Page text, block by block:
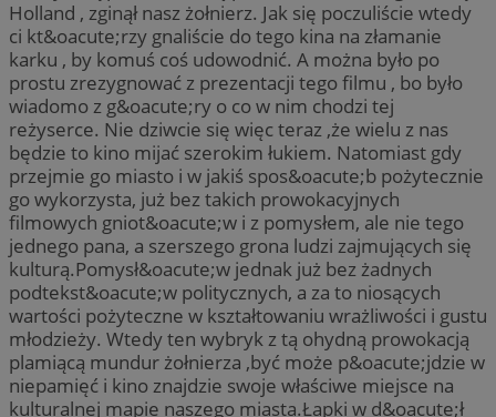
Holland , zginął nasz żołnierz. Jak się poczuliście wtedy
ci kt&oacute;rzy gnaliście do tego kina na złamanie
karku , by komuś coś udowodnić. A można było po
prostu zrezygnować z prezentacji tego filmu , bo było
wiadomo z g&oacute;ry o co w nim chodzi tej
reżyserce. Nie dziwcie się więc teraz ,że wielu z nas
będzie to kino mijać szerokim łukiem. Natomiast gdy
przejmie go miasto i w jakiś spos&oacute;b pożytecznie
go wykorzysta, już bez takich prowokacyjnych
filmowych gniot&oacute;w i z pomysłem, ale nie tego
jednego pana, a szerszego grona ludzi zajmujących się
kulturą.Pomysł&oacute;w jednak już bez żadnych
podtekst&oacute;w politycznych, a za to niosących
wartości pożyteczne w kształtowaniu wrażliwości i gustu
młodzieży. Wtedy ten wybryk z tą ohydną prowokacją
plamiącą mundur żołnierza ,być może p&oacute;jdzie w
niepamięć i kino znajdzie swoje właściwe miejsce na
kulturalnej mapie naszego miasta.Łapki w d&oacute;ł